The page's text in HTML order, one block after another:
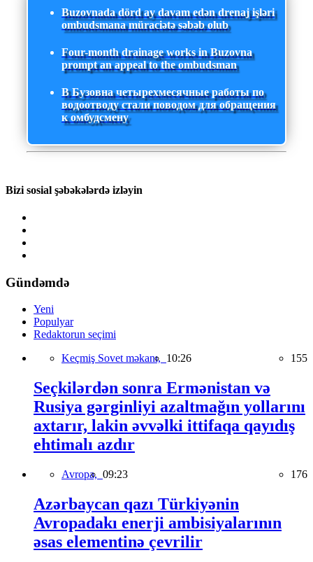
Buzovnada dörd ay davam edən drenaj işləri
ombudsmana müraciətə səbəb olub
Four-month drainage works in Buzovna
prompt an appeal to the ombudsman
В Бузовна четырехмесячные работы по
водоотводу стали поводом для обращения
к омбудсмену
Bizi sosial şəbəkələrdə izləyin
Gündəmdə
Yeni
Populyar
Redaktorun seçimi
Keçmiş Sovet məkanı, 10:26 155
Seçkilərdən sonra Ermənistan və
Rusiya gərginliyi azaltmağın yollarını
axtarır, lakin əvvəlki ittifaqa qayıdış
ehtimalı azdır
Avropa, 09:23 176
Azərbaycan qazı Türkiyənin
Avropadakı enerji ambisiyalarının
əsas elementinə çevrilir